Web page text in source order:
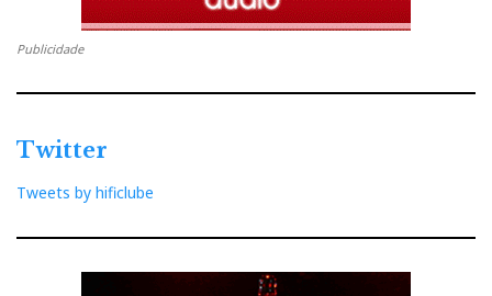
Publicidade
Twitter
Tweets by hificlube